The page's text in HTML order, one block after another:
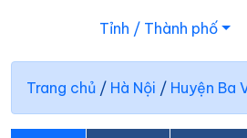
Tỉnh / Thành phố
Trang chủ / Hà Nội / Huyện Ba